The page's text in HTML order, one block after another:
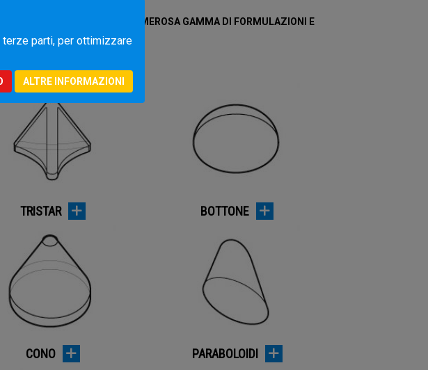
DISPONIBILI IN UNA NUMEROSA GAMMA DI FORMULAZIONI E
TRISTAR BOTTONE
CONO PARABOLOIDI
parti, per ottimizzare
ALTRE INFORMAZIONI